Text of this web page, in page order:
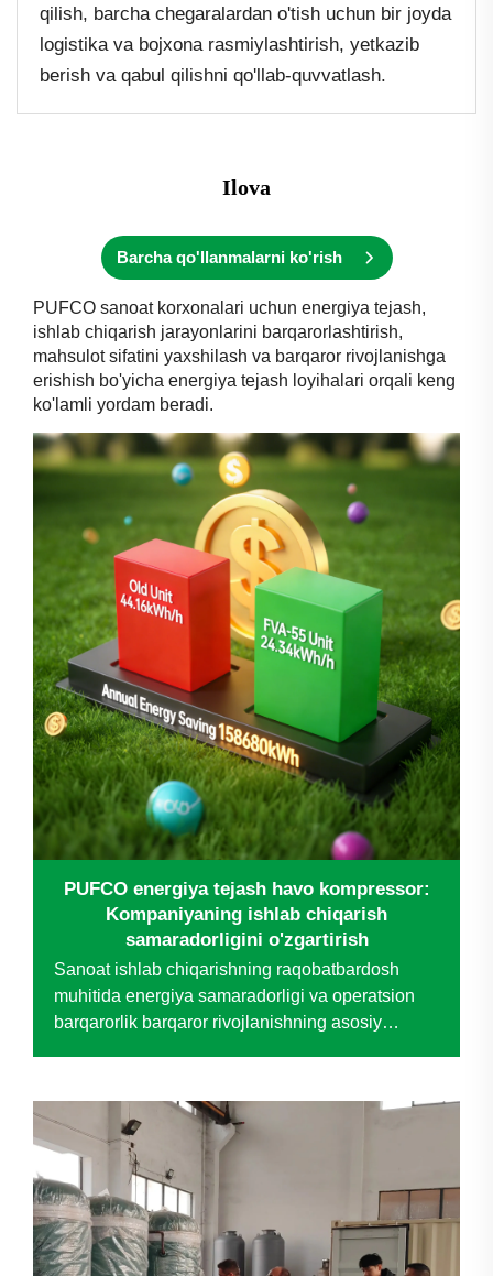
qilish, barcha chegaralardan o'tish uchun bir joyda
logistika va bojxona rasmiylashtirish, yetkazib
berish va qabul qilishni qo'llab-quvvatlash.
Ilova
Barcha qo'llanmalarni ko'rish
PUFCO sanoat korxonalari uchun energiya tejash,
ishlab chiqarish jarayonlarini barqarorlashtirish,
mahsulot sifatini yaxshilash va barqaror rivojlanishga
erishish bo'yicha energiya tejash loyihalari orqali keng
ko'lamli yordam beradi.
PUFCO energiya tejash havo kompressor:
Kompaniyaning ishlab chiqarish
samaradorligini o'zgartirish
Sanoat ishlab chiqarishning raqobatbardosh
muhitida energiya samaradorligi va operatsion
barqarorlik barqaror rivojlanishning asosiy
eskirgan havosi bilan bog'liq qiyinchiliklarga
duch kelyapti...